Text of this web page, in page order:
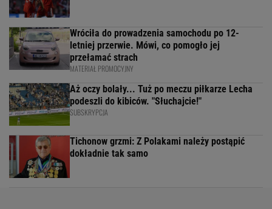
Wróciła do prowadzenia samochodu po 12-
letniej przerwie. Mówi, co pomogło jej
przełamać strach
MATERIAŁ PROMOCYJNY
Aż oczy bolały... Tuż po meczu piłkarze Lecha
podeszli do kibiców. "Słuchajcie!"
SUBSKRYPCJA
Tichonow grzmi: Z Polakami należy postąpić
dokładnie tak samo